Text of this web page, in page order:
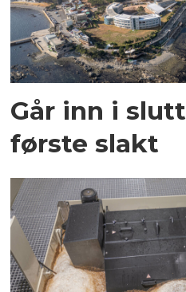
Går inn i
første slakt